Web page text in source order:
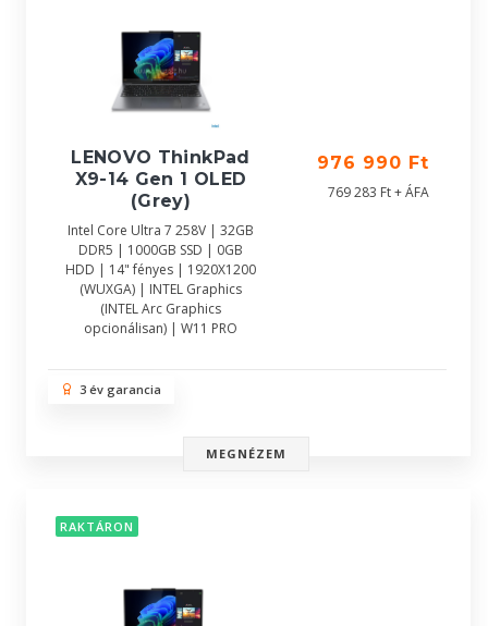
LENOVO ThinkPad
X9-14 Gen 1 OLED
(Grey)
Intel Core Ultra 7 258V | 32GB
DDR5 | 1000GB SSD | 0GB
HDD | 14" fényes | 1920X1200
(WUXGA) | INTEL Graphics
(INTEL Arc Graphics
opcionálisan) | W11 PRO
976 990 Ft
769 283 Ft + ÁFA
3 év garancia
MEGNÉZEM
RAKTÁRON